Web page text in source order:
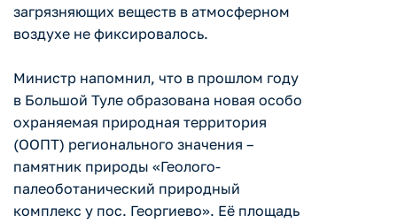
загрязняющих веществ в атмосферном
воздухе не фиксировалось.
Министр напомнил, что в прошлом году
в Большой Туле образована новая особо
охраняемая природная территория
(ООПТ) регионального значения –
памятник природы «Геолого-
палеоботанический природный
комплекс у пос. Георгиево». Её площадь